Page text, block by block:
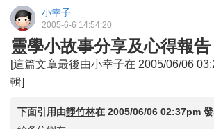
小幸子
2005-6-6 14:54:20
靈學小故事分享及心得報告
[這篇文章最後由小幸子在 2005/06/06
輯]
下面引用由靜竹林在 2005/06/06 02:37pm